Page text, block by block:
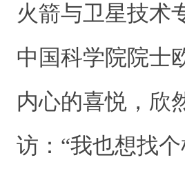
火箭与卫星技术
中国科学院院士
内心的喜悦，欣
访：“我也想找